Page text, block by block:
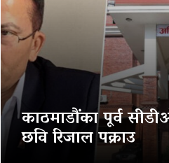
काठमाडौंका पूर्व
छवि रिजाल पक्राउ